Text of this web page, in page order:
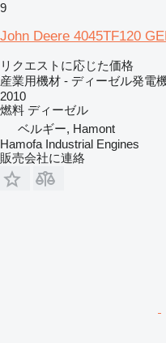
9
John Deere 4045TF120
リクエストに応じた価格
産業用機材 - ディーゼル発電
2010
燃料 ディーゼル
ベルギー, Hamont
Hamofa Industrial Engines
販売会社に連絡